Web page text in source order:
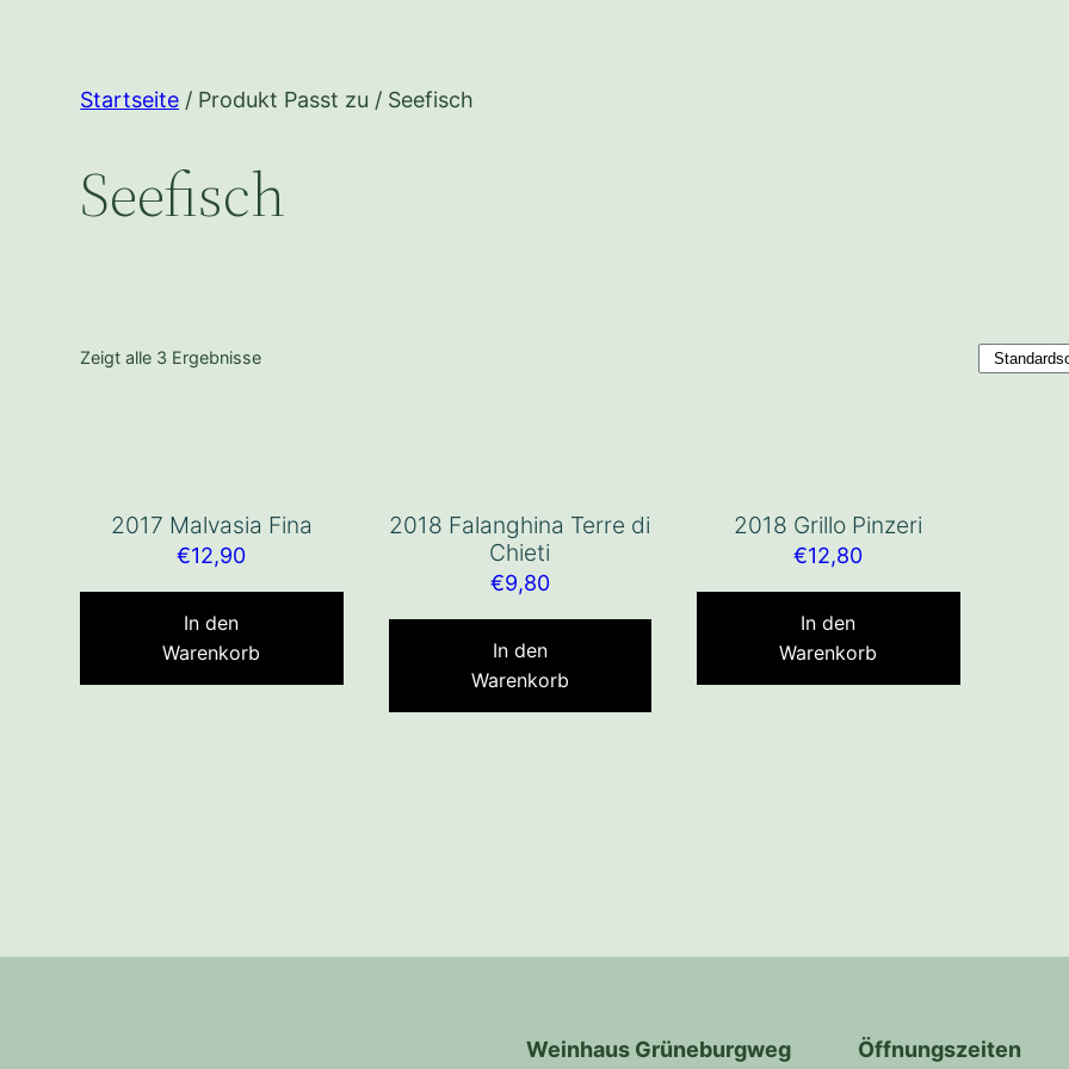
Startseite / Produkt Passt zu / Seefisch
Seefisch
Zeigt alle 3 Ergebnisse
2017 Malvasia Fina
€12,90
In den
Warenkorb
2018 Falanghina Terre di
Chieti
€9,80
In den
Warenkorb
2018 Grillo Pinzeri
€12,80
In den
Warenkorb
Weinhaus Grüneburgweg Öffnungszeiten